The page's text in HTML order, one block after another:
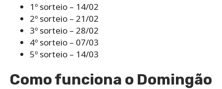
1º sorteio – 14/02
2º sorteio – 21/02
3º sorteio – 28/02
4º sorteio – 07/03
5º sorteio – 14/03
Como funciona o Domingão